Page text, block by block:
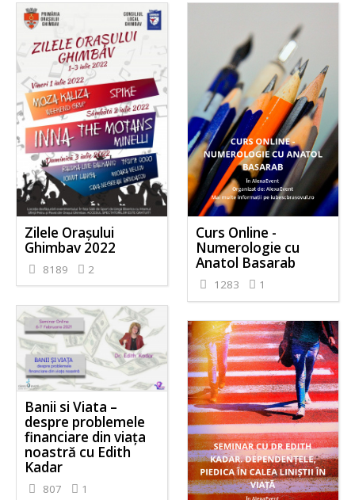
Zilele Orașului
Ghimbav 2022
8189 2
Curs Online -
Numerologie cu
Anatol Basarab
1283 1
Banii si Viata –
despre problemele
financiare din viața
noastră cu Edith
Kadar
807 1